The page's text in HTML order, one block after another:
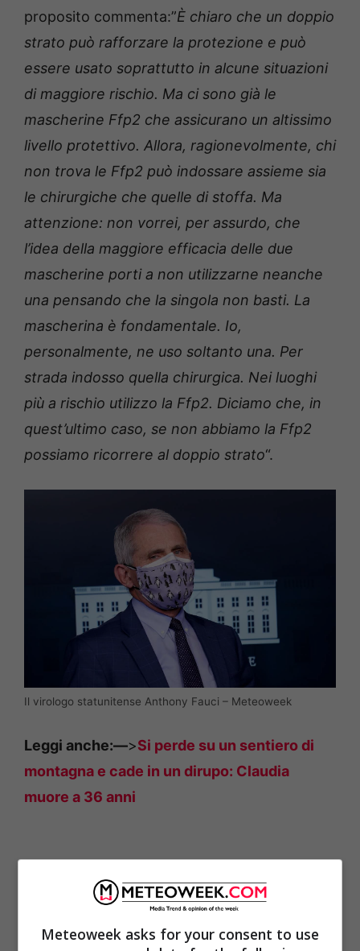
proposito commenta:”È chiaro che un doppio
strato può rafforzare la protezione e può
essere usato soprattutto in alcune situazioni
di maggiore rischio. Ma ci sono già le
mascherine Ffp2 che assicurano un altissimo
livello protettivo. Allora, ragionevolmente, chi
non trova le Ffp2 può indossare assieme sia
le chirurgiche che quelle di stoffa. Ma
attenzione: non vorrei, per assurdo, che
l’idea della maggiore efficacia delle due
mascherine porti a non utilizzarne neanche
una pensando che la singola non basti. La
mascherina è fondamentale. Io,
personalmente, ne uso soltanto una. Per
strada indosso quella chirurgica. Nei luoghi
più a rischio utilizzo la Ffp2. Diciamo che, in
quest’ultimo caso, se non abbiamo la Ffp2
possiamo ricorrere al doppio strato“.
Il virologo statunitense Anthony Fauci – Meteoweek
Leggi anche:—>Si perde su un sentiero di
montagna e cade in un dirupo: Claudia
muore a 36 anni
Meteoweek asks for your consent to use